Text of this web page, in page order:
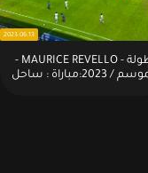
بطولة - MAURICE REVELLO -
الموسم / 2023:مباراة : ساحل
2023.06.13